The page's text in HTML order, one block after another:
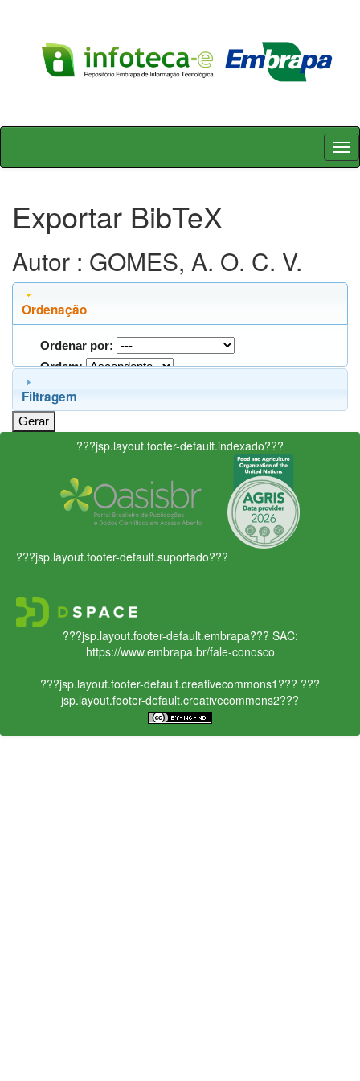
Skip
Exportar BibTeX
Autor : GOMES, A. O. C. V.
Ordenação
Ordenar por:
Ordem:
Filtragem
???jsp.layout.footer-default.indexado???
???jsp.layout.footer-default.suportado???
???jsp.layout.footer-default.embrapa??? SAC:
https://www.embrapa.br/fale-conosco
???jsp.layout.footer-default.creativecommons1??? ???
jsp.layout.footer-default.creativecommons2???